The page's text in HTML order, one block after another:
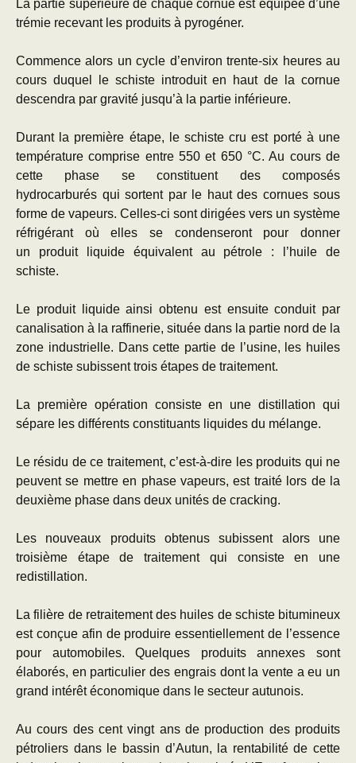
La partie supérieure de chaque cornue est équipée d’une
trémie recevant les produits à pyrogéner.
Commence alors un cycle d’environ trente-six heures au
cours duquel le schiste introduit en haut de la cornue
descendra par gravité jusqu’à la partie inférieure.
Durant la première étape, le schiste cru est porté à une
température comprise entre 550 et 650 °C. Au cours de
cette phase se constituent des composés
hydrocarburés qui sortent par le haut des cornues sous
forme de vapeurs. Celles-ci sont dirigées vers un système
réfrigérant où elles se condenseront pour donner
un produit liquide équivalent au pétrole : l’huile de
schiste.
Le produit liquide ainsi obtenu est ensuite conduit par
canalisation à la raffinerie, située dans la partie nord de la
zone industrielle. Dans cette partie de l’usine, les huiles
de schiste subissent trois étapes de traitement.
La première opération consiste en une distillation qui
sépare les différents constituants liquides du mélange.
Le résidu de ce traitement, c’est-à-dire les produits qui ne
peuvent se mettre en phase vapeurs, est traité lors de la
deuxième phase dans deux unités de cracking.
Les nouveaux produits obtenus subissent alors une
troisième étape de traitement qui consiste en une
redistillation.
La filière de retraitement des huiles de schiste bitumineux
est conçue afin de produire essentiellement de l’essence
pour automobiles. Quelques produits annexes sont
élaborés, en particulier des engrais dont la vente a eu un
grand intérêt économique dans le secteur autunois.
Au cours des cent vingt ans de production des produits
pétroliers dans le bassin d’Autun, la rentabilité de cette